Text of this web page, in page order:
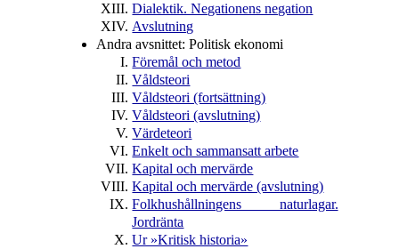
Dialektik. Negationens negation
Avslutning
Andra avsnittet: Politisk ekonomi
Föremål och metod
Våldsteori
Våldsteori (fortsättning)
Våldsteori (avslutning)
Värdeteori
Enkelt och sammansatt arbete
Kapital och mervärde
Kapital och mervärde (avslutning)
Folkhushållningens naturlagar.
Jordränta
Ur »Kritisk historia»